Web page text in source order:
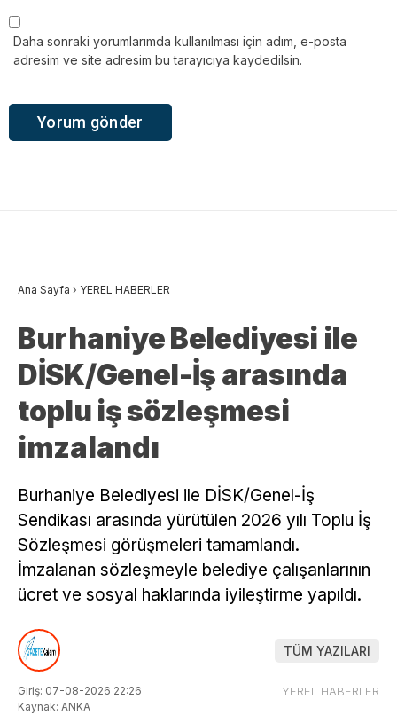
Daha sonraki yorumlarımda kullanılması için adım, e-posta
adresim ve site adresim bu tarayıcıya kaydedilsin.
Ana Sayfa › YEREL HABERLER
Burhaniye Belediyesi ile
DİSK/Genel-İş arasında
toplu iş sözleşmesi
imzalandı
Burhaniye Belediyesi ile DİSK/Genel-İş
Sendikası arasında yürütülen 2026 yılı Toplu İş
Sözleşmesi görüşmeleri tamamlandı.
İmzalanan sözleşmeyle belediye çalışanlarının
ücret ve sosyal haklarında iyileştirme yapıldı.
TÜM YAZILARI
Giriş: 07-08-2026 22:26
Kaynak: ANKA
YEREL HABERLER